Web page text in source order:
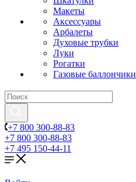
Макеты
Аксессуары
Арбалеты
Духовые трубки
Луки
Рогатки
Газовые баллончики
+7 800 300-88-83
+7 800 300-88-83
+7 495 150-44-11